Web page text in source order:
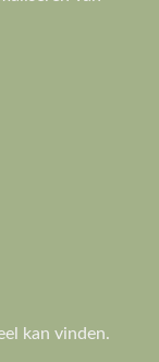
kan vinden.